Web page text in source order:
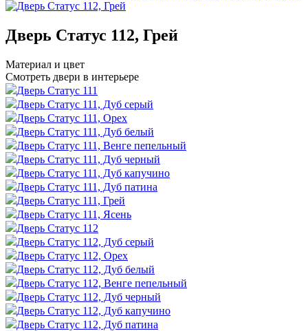
Дверь Статус 112, Грей
Материал и цвет
Смотреть двери в интерьере
Дверь Статус 111
Дверь Статус 111, Дуб серый
Дверь Статус 111, Орех
Дверь Статус 111, Дуб белый
Дверь Статус 111, Венге пепельный
Дверь Статус 111, Дуб черный
Дверь Статус 111, Дуб капучино
Дверь Статус 111, Дуб патина
Дверь Статус 111, Грей
Дверь Статус 111, Ясень
Дверь Статус 112
Дверь Статус 112, Дуб серый
Дверь Статус 112, Орех
Дверь Статус 112, Дуб белый
Дверь Статус 112, Венге пепельный
Дверь Статус 112, Дуб черный
Дверь Статус 112, Дуб капучино
Дверь Статус 112, Дуб патина